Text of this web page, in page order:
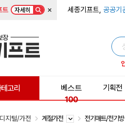
트 자세히 × 세종기프트, 공공기
고리
베스트
100
기획전
지털/가전 계절가전 전기매트/전기